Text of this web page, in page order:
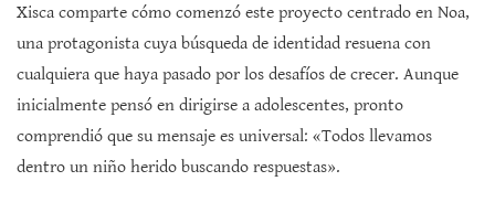
Xisca comparte cómo comenzó este proyecto centrado en Noa,
una protagonista cuya búsqueda de identidad resuena con
cualquiera que haya pasado por los desafíos de crecer. Aunque
inicialmente pensó en dirigirse a adolescentes, pronto
comprendió que su mensaje es universal: «Todos llevamos
dentro un niño herido buscando respuestas».